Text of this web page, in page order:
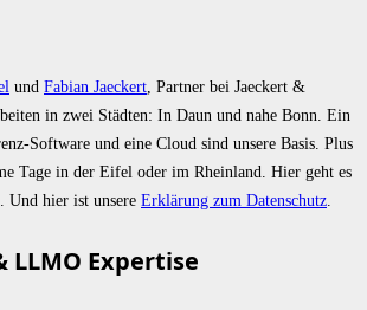
und Fabian Jaeckert , Partner bei Jaeckert &
in zwei Städten: In Daun und nahe Bonn. Ein
Software und eine Cloud sind unsere Basis. Plus
Tage in der Eifel oder im Rheinland. Hier geht es
. Und hier ist unsere Erklärung zum Datenschutz
LLMO Expertise